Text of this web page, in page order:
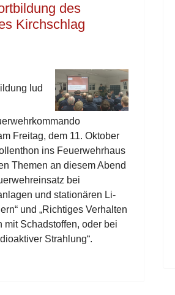
des
Kirchschlag
lud
Freitag, dem 11. Oktober
ins Feuerwehrhaus
Themen an diesem Abend
bei
und stationären Li-
und „Richtiges Verhalten
mit Schadstoffen, oder bei
Strahlung“.